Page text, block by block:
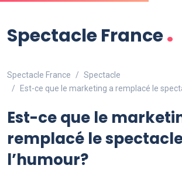
Spectacle France.
Spectacle France
Spectacle
Est-ce que le marketing a remplacé le
Est-ce que le
remplacé le
l’humour?